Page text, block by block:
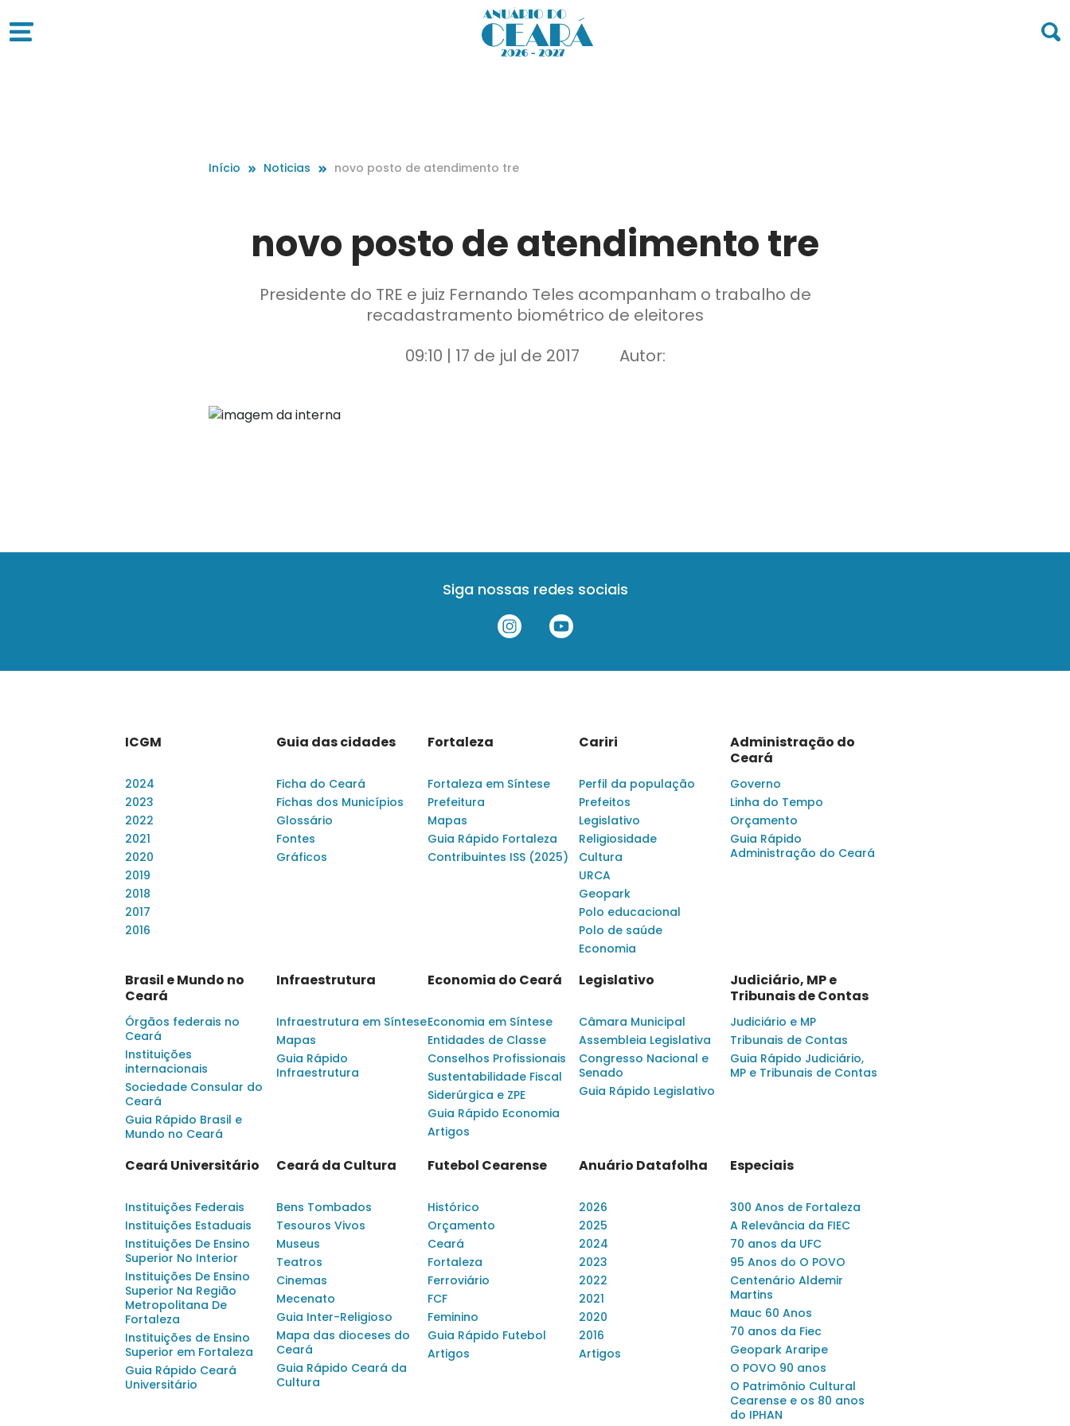
Início Noticias novo posto de atendimento tre
novo posto de atendimento tre
Presidente do TRE e juiz Fernando Teles acompanham o trabalho de
recadastramento biométrico de eleitores
09:10 | 17 de jul de 2017
Autor:
Siga nossas redes sociais
ICGM
2024
2023
2022
2021
2020
2019
2018
2017
2016
Guia das cidades
Ficha do Ceará
Fichas dos Municípios
Glossário
Fontes
Gráficos
Fortaleza
Fortaleza em Síntese
Prefeitura
Mapas
Guia Rápido Fortaleza
Contribuintes ISS (2025)
Cariri
Perfil da população
Prefeitos
Legislativo
Religiosidade
Cultura
URCA
Geopark
Polo educacional
Polo de saúde
Economia
Administração do
Ceará
Governo
Linha do Tempo
Orçamento
Guia Rápido
Administração do Ceará
Brasil e Mundo no
Ceará
Órgãos federais no
Ceará
Instituições
internacionais
Sociedade Consular do
Ceará
Guia Rápido Brasil e
Mundo no Ceará
Infraestrutura
Infraestrutura em Síntese
Mapas
Guia Rápido
Infraestrutura
Economia do Ceará
Economia em Síntese
Entidades de Classe
Conselhos Profissionais
Sustentabilidade Fiscal
Siderúrgica e ZPE
Guia Rápido Economia
Artigos
Legislativo
Câmara Municipal
Assembleia Legislativa
Congresso Nacional e
Senado
Guia Rápido Legislativo
Judiciário, MP e
Tribunais de Contas
Judiciário e MP
Tribunais de Contas
Guia Rápido Judiciário,
MP e Tribunais de Contas
Ceará Universitário
Instituições Federais
Instituições Estaduais
Instituições De Ensino
Superior No Interior
Instituições De Ensino
Superior Na Região
Metropolitana De
Fortaleza
Instituições de Ensino
Superior em Fortaleza
Guia Rápido Ceará
Universitário
Ceará da Cultura
Bens Tombados
Tesouros Vivos
Museus
Teatros
Cinemas
Mecenato
Guia Inter-Religioso
Mapa das dioceses do
Ceará
Guia Rápido Ceará da
Cultura
Futebol Cearense
Histórico
Orçamento
Ceará
Fortaleza
Ferroviário
FCF
Feminino
Guia Rápido Futebol
Artigos
Anuário Datafolha
2026
2025
2024
2023
2022
2021
2020
2016
Artigos
Especiais
300 Anos de Fortaleza
A Relevância da FIEC
70 anos da UFC
95 Anos do O POVO
Centenário Aldemir
Martins
Mauc 60 Anos
70 anos da Fiec
Geopark Araripe
O POVO 90 anos
O Patrimônio Cultural
Cearense e os 80 anos
do IPHAN